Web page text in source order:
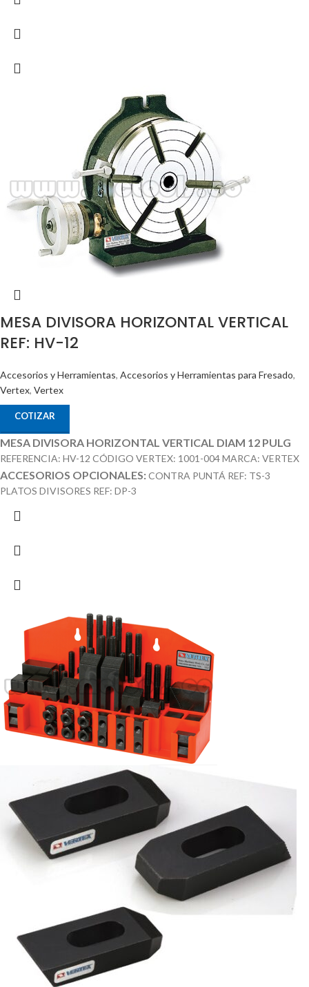
MESA DIVISORA HORIZONTAL VERTICAL
REF: HV-12
Accesorios y Herramientas, Accesorios y Herramientas para Fresado,
Vertex, Vertex
COTIZAR
MESA DIVISORA HORIZONTAL VERTICAL DIAM 12 PULG
REFERENCIA: HV-12 CÓDIGO VERTEX: 1001-004 MARCA: VERTEX
ACCESORIOS OPCIONALES:CONTRA PUNTÁ REF: TS-3
PLATOS DIVISORES REF: DP-3